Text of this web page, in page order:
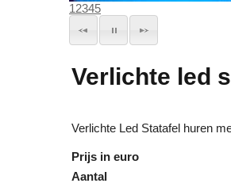
12345
Verlichte led
Verlichte Led Statafel huren
Prijs in euro
Aantal